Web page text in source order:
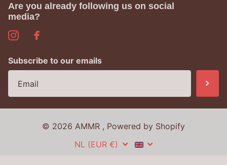
Are you already following us on social
media?
Subscribe to our emails
© 2026 AMMR , Powered by Shopify
NL (EUR €)